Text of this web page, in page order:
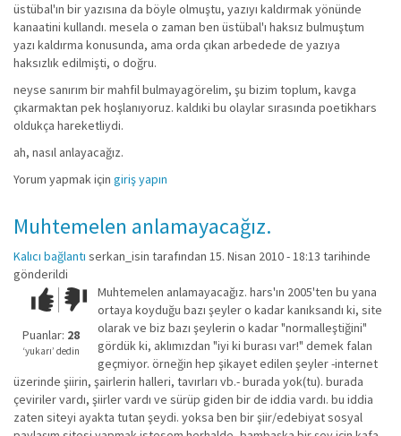
üstübal'ın bir yazısına da böyle olmuştu, yazıyı kaldırmak yönünde
kanaatini kullandı. mesela o zaman ben üstübal'ı haksız bulmuştum
yazı kaldırma konusunda, ama orda çıkan arbedede de yazıya
haksızlık edilmişti, o doğru.
neyse sanırım bir mahfil bulmayagörelim, şu bizim toplum, kavga
çıkarmaktan pek hoşlanıyoruz. kaldıki bu olaylar sırasında poetikhars
oldukça hareketliydi.
ah, nasıl anlayacağız.
Yorum yapmak için giriş yapın
Muhtemelen anlamayacağız.
Kalıcı bağlantı serkan_isin tarafından 15. Nisan 2010 - 18:13 tarihinde
gönderildi
Çok iyi!O
kadar
iyi
değil!
Puanlar: 28
‘yukarı’ dedin
Muhtemelen anlamayacağız. hars'ın 2005'ten bu yana
ortaya koyduğu bazı şeyler o kadar kanıksandı ki, site
olarak ve biz bazı şeylerin o kadar "normalleştiğini"
gördük ki, aklımızdan "iyi ki burası var!" demek falan
geçmiyor. örneğin hep şikayet edilen şeyler -internet
üzerinde şiirin, şairlerin halleri, tavırları vb.- burada yok(tu). burada
çeviriler vardı, şiirler vardı ve sürüp giden bir de iddia vardı. bu iddia
zaten siteyi ayakta tutan şeydi. yoksa ben bir şiir/edebiyat sosyal